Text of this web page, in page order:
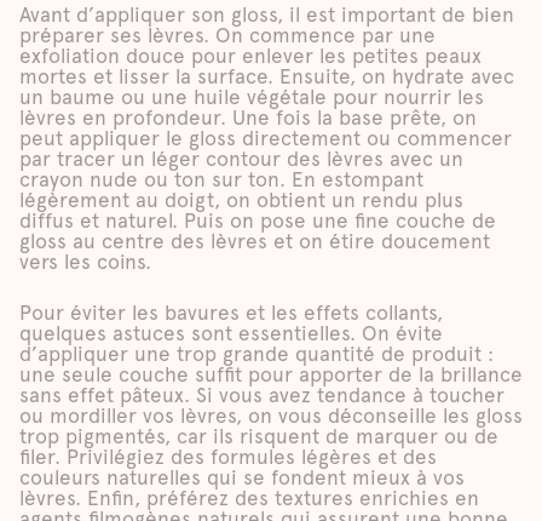
Avant d’appliquer son gloss, il est important de bien
préparer ses lèvres. On commence par une
exfoliation douce pour enlever les petites peaux
mortes et lisser la surface. Ensuite, on hydrate avec
un baume ou une huile végétale pour nourrir les
lèvres en profondeur. Une fois la base prête, on
peut appliquer le gloss directement ou commencer
par tracer un léger contour des lèvres avec un
crayon nude ou ton sur ton. En estompant
légèrement au doigt, on obtient un rendu plus
diffus et naturel. Puis on pose une fine couche de
gloss au centre des lèvres et on étire doucement
vers les coins.
Pour éviter les bavures et les effets collants,
quelques astuces sont essentielles. On évite
d’appliquer une trop grande quantité de produit :
une seule couche suffit pour apporter de la brillance
sans effet pâteux. Si vous avez tendance à toucher
ou mordiller vos lèvres, on vous déconseille les gloss
trop pigmentés, car ils risquent de marquer ou de
filer. Privilégiez des formules légères et des
couleurs naturelles qui se fondent mieux à vos
lèvres. Enfin, préférez des textures enrichies en